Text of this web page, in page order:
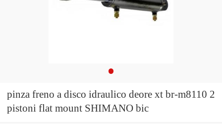
pinza freno a disco idraulico deore xt br-m8110 2
pistoni flat mount SHIMANO bic